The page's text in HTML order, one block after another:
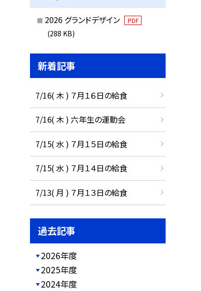
2026 グランドデザイン PDF
(288 KB)
新着記事
7/16( 木 ) ７月１６日の給食
7/16( 木 ) 六年生の運動会
7/15( 水 ) ７月１５日の給食
7/15( 水 ) ７月１４日の給食
7/13( 月 ) ７月１３日の給食
過去記事
2026年度
2025年度
2024年度